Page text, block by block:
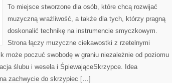
To miejsce stworzone dla osób, które chcą rozwijać
muzyczną wrażliwość, a także dla tych, którzy pragną
doskonalić technikę na instrumencie smyczkowym.
Strona łączy muzyczne ciekawostki z rzetelnymi
może poczuć swobodę w graniu niezależnie od poziomu
ślubu i wesela i ŚpiewająceSkrzypce. Idea
zachwycie do skrzypiec […]